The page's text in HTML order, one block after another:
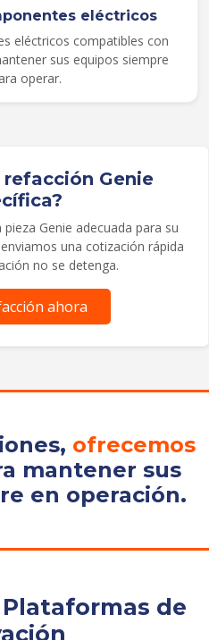
eléctricos
eléctricos compatibles con
sus equipos siempre
operar.
Genie
Genie adecuada para su
una cotización rápida
no se detenga.
ahora
ofrecemos
mantener sus
en operación.
de